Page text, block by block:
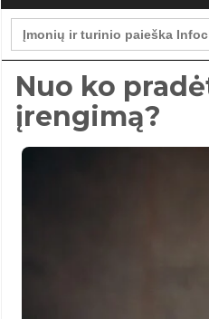
Search
for:
Nuo ko
įrengimą?